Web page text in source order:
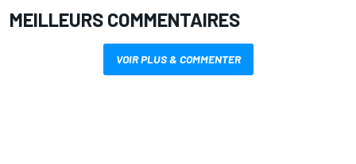
MEILLEURS COMMENTAIRES
VOIR PLUS & COMMENTER